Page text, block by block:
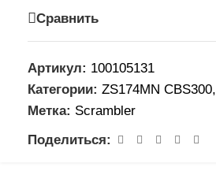
Сравнить
Артикул: 100105131
Категории: ZS174MN CBS300,
Метка: Scrambler
Поделиться: